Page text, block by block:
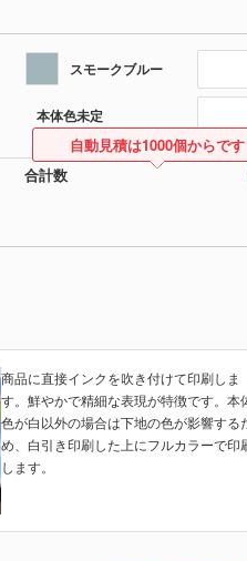
スモークブルー
本体色未定
合計数
自動見積は1000個からです
商品に直接インクを吹き付けて印刷しま
す。鮮やかで精細な表現が特徴です。本
色が白以外の場合は下地の色が影響する
め、白引き印刷した上にフルカラーで印
します。